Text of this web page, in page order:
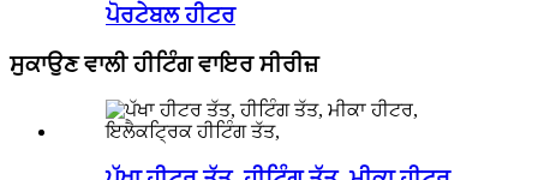
ਪੋਰਟੇਬਲ ਹੀਟਰ
ਸੁਕਾਉਣ ਵਾਲੀ ਹੀਟਿੰਗ ਵਾਇਰ ਸੀਰੀਜ਼